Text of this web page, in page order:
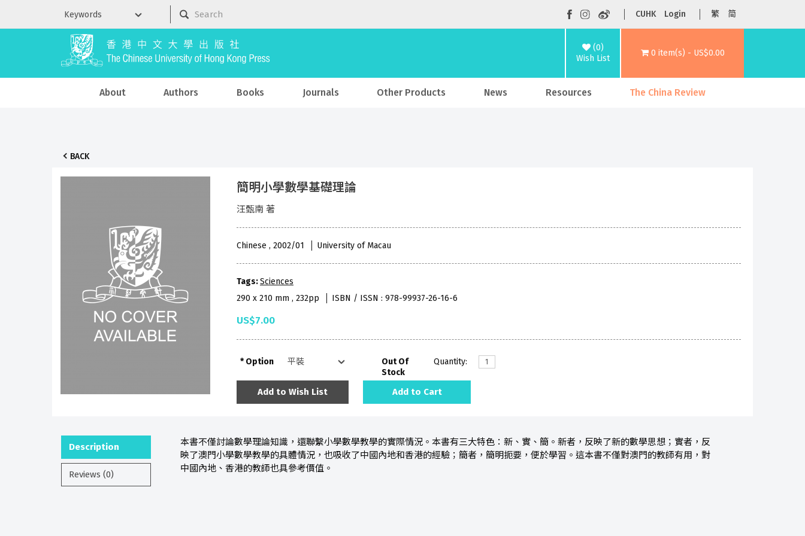
CUHK Login 繁 简
(0)
Wish List
0 item(s) - US$0.00
About Authors Books Journals Other Products News Resources The China Review
BACK
簡明小學數學基礎理論
汪甄南 著
Chinese , 2002/01 University of Macau
Tags:Sciences
290 x 210 mm , 232pp
ISBN / ISSN : 978-99937-26-16-6
US$7.00
Option
Out Of
Stock
Quantity:
Add to Wish List Add to Cart
Description
Reviews (0)
本書不僅討論數學理論知識，還聯繫小學數學教學的實際情況。本書有三大特色：新、實、簡。新者，反映了新的數學思想；實者，反
映了澳門小學數學教學的具體情況，也吸收了中國內地和香港的經驗；簡者，簡明扼要，便於學習。這本書不僅對澳門的教師有用，對
中國內地、香港的教師也具參考價值。